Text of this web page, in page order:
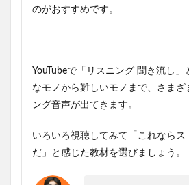
のがおすすめです。
YouTubeで「リスニング 聞き流し
なモノから難しいモノまで、さまざ
ング音声が出てきます。
いろいろ視聴してみて「これならス
だ」と感じた教材を選びましょう。